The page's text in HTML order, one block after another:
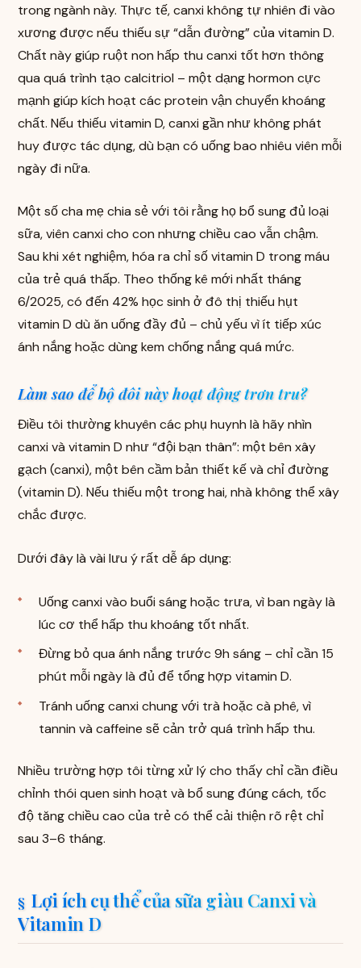
trong ngành này. Thực tế, canxi không tự nhiên đi vào
xương được nếu thiếu sự “dẫn đường” của vitamin D.
Chất này giúp ruột non hấp thu canxi tốt hơn thông
qua quá trình tạo calcitriol – một dạng hormon cực
mạnh giúp kích hoạt các protein vận chuyển khoáng
chất. Nếu thiếu vitamin D, canxi gần như không phát
huy được tác dụng, dù bạn có uống bao nhiêu viên mỗi
ngày đi nữa.
Một số cha mẹ chia sẻ với tôi rằng họ bổ sung đủ loại
sữa, viên canxi cho con nhưng chiều cao vẫn chậm.
Sau khi xét nghiệm, hóa ra chỉ số vitamin D trong máu
của trẻ quá thấp. Theo thống kê mới nhất tháng
6/2025, có đến 42% học sinh ở đô thị thiếu hụt
vitamin D dù ăn uống đầy đủ – chủ yếu vì ít tiếp xúc
ánh nắng hoặc dùng kem chống nắng quá mức.
Làm sao để bộ đôi này hoạt động trơn tru?
Điều tôi thường khuyên các phụ huynh là hãy nhìn
canxi và vitamin D như “đội bạn thân”: một bên xây
gạch (canxi), một bên cầm bản thiết kế và chỉ đường
(vitamin D). Nếu thiếu một trong hai, nhà không thể xây
chắc được.
Dưới đây là vài lưu ý rất dễ áp dụng:
Uống canxi vào buổi sáng hoặc trưa, vì ban ngày là
lúc cơ thể hấp thu khoáng tốt nhất.
Đừng bỏ qua ánh nắng trước 9h sáng – chỉ cần 15
phút mỗi ngày là đủ để tổng hợp vitamin D.
Tránh uống canxi chung với trà hoặc cà phê, vì
tannin và caffeine sẽ cản trở quá trình hấp thu.
Nhiều trường hợp tôi từng xử lý cho thấy chỉ cần điều
chỉnh thói quen sinh hoạt và bổ sung đúng cách, tốc
độ tăng chiều cao của trẻ có thể cải thiện rõ rệt chỉ
sau 3–6 tháng.
Lợi ích cụ thể của sữa giàu Canxi và
Vitamin D